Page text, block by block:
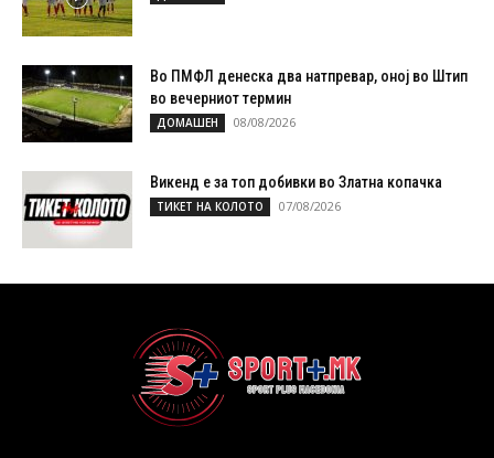
Во ПМФЛ денеска два натпревар, оној во Штип
во вечерниот термин
ДОМАШЕН 08/08/2026
Викенд е за топ добивки во Златна копачка
ТИКЕТ НА КОЛОТО 07/08/2026